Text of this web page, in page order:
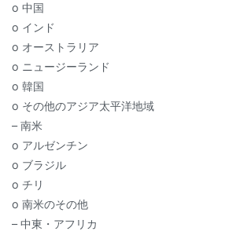
o 中国
o インド
o オーストラリア
o ニュージーランド
o 韓国
o その他のアジア太平洋地域
– 南米
o アルゼンチン
o ブラジル
o チリ
o 南米のその他
– 中東・アフリカ